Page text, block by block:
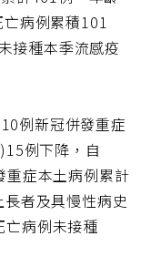
病例累積101
接種本季流感疫
例新冠併發重症
例下降，自
症本土病例累計
者及具慢性病史
病例未接種